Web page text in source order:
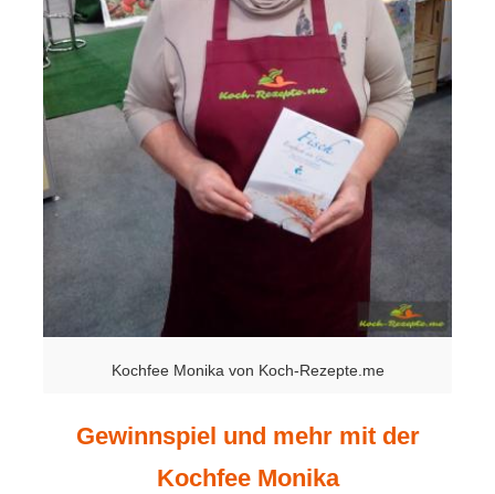
Kochfee Monika von Koch-Rezepte.me
Gewinnspiel und mehr mit der
Kochfee Monika